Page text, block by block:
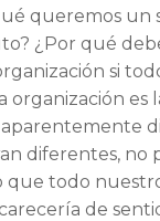
queremos un
¿Por qué
si
organización es
diferentes, no
que todo
de